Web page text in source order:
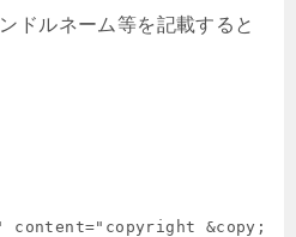
ドルネーム等を記載すると
content="copyright &copy;